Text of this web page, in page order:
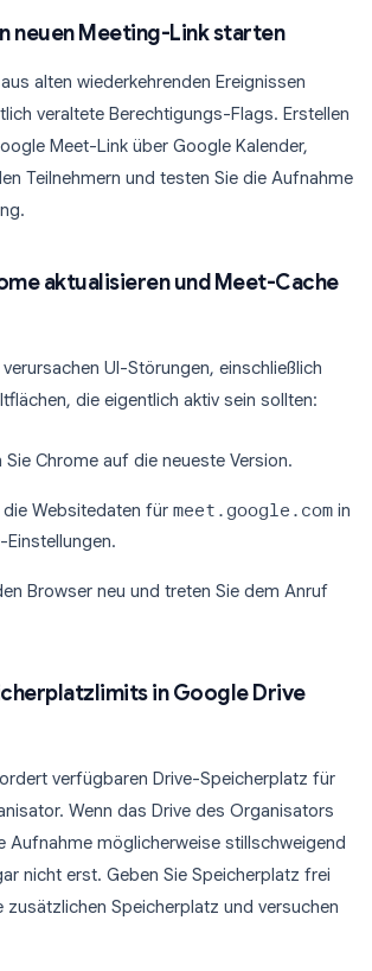
neuen Meeting-Link starten
alten wiederkehrenden Ereignissen
veraltete Berechtigungs-Flags. Erstellen
Meet-Link über Google Kalender,
Teilnehmern und testen Sie die Aufnahme
aktualisieren und Meet-Cache
UI-Störungen, einschließlich
die eigentlich aktiv sein sollten:
Sie Chrome auf die neueste Version.
Websitedaten für meet.google.com in
Browser neu und treten Sie dem Anruf
in Google Drive
verfügbaren Drive-Speicherplatz für
Wenn das Drive des Organisators
Aufnahme möglicherweise stillschweigend
nicht erst. Geben Sie Speicherplatz frei
zusätzlichen Speicherplatz und versuchen